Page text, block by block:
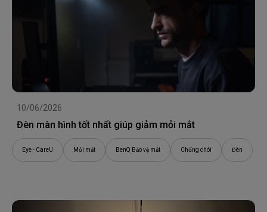
10/06/2026
Đèn màn hình tốt nhất giúp giảm mỏi mắt
Eye - CareU Mỏi mắt BenQ Bảo vệ mắt Chống chói Đèn